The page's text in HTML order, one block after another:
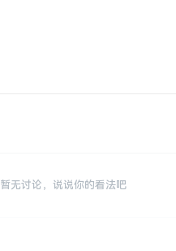
暂无讨论，说说你的看法吧